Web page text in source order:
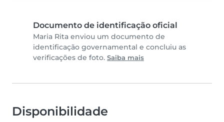
Documento de identificação oficial
Maria Rita enviou um documento de
identificação governamental e concluiu as
verificações de foto. Saiba mais
Disponibilidade